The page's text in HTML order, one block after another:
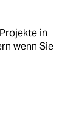
in
wenn Sie